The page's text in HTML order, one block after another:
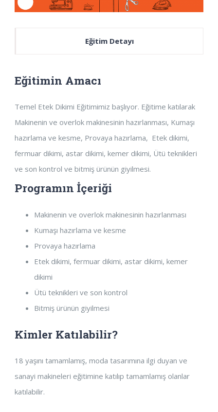
Eğitim Detayı
Eğitimin Amacı
Temel Etek Dikimi Eğitimimiz başlıyor. Eğitime katılarak
Makinenin ve overlok makinesinin hazırlanması, Kumaşı
hazırlama ve kesme, Provaya hazırlama, Etek dikimi,
fermuar dikimi, astar dikimi, kemer dikimi, Ütü teknikleri
ve son kontrol ve bitmiş ürünün giyilmesi.
Programın İçeriği
Makinenin ve overlok makinesinin hazırlanması
Kumaşı hazırlama ve kesme
Provaya hazırlama
Etek dikimi, fermuar dikimi, astar dikimi, kemer
dikimi
Ütü teknikleri ve son kontrol
Bitmiş ürünün giyilmesi
Kimler Katılabilir?
18 yaşını tamamlamış, moda tasarımına ilgi duyan ve
sanayi makineleri eğitimine katılıp tamamlamış olanlar
katılabilir.